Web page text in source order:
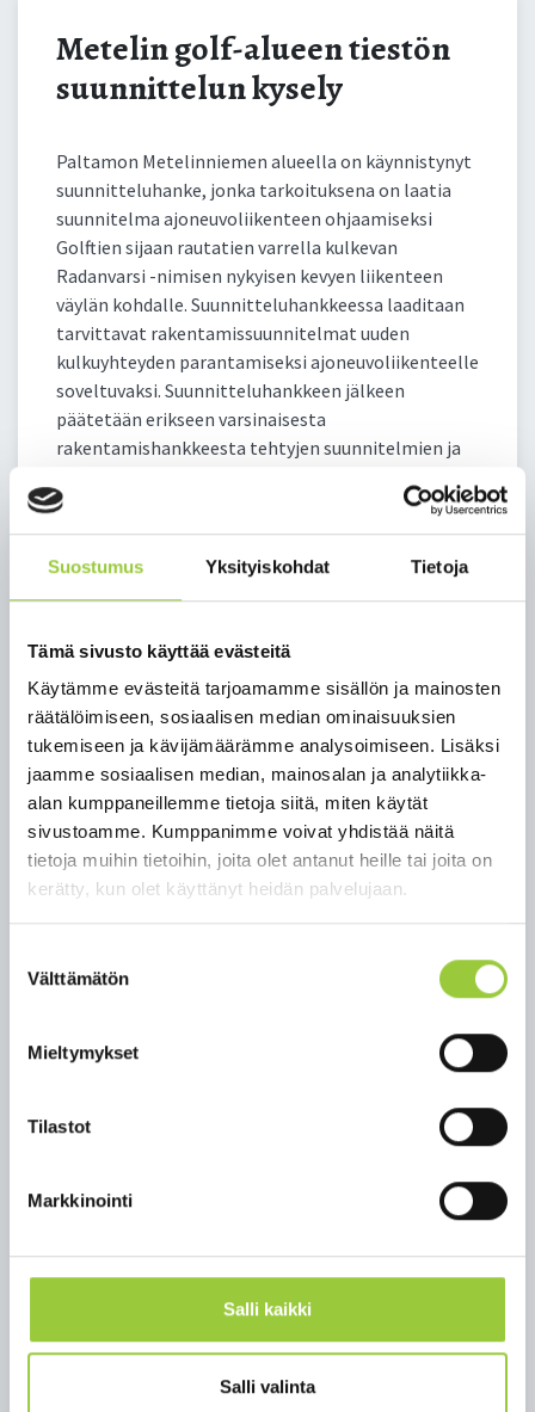
Suostumus Yksityiskohdat Tietoja
Tämä sivusto käyttää evästeitä
Käytämme evästeitä tarjoamamme sisällön ja mainosten
räätälöimiseen, sosiaalisen median ominaisuuksien
tukemiseen ja kävijämäärämme analysoimiseen. Lisäksi
jaamme sosiaalisen median, mainosalan ja analytiikka-
alan kumppaneillemme tietoja siitä, miten käytät
sivustoamme. Kumppanimme voivat yhdistää näitä
tietoja muihin tietoihin, joita olet antanut heille tai joita on
kerätty, kun olet käyttänyt heidän palvelujaan.
valinta
Välttämätön
Mieltymykset
Tilastot
Markkinointi
Salli kaikki
Salli valinta
Metelin golf-alueen tiestön
suunnittelun kysely
Paltamon Metelinniemen alueella on käynnistynyt
suunnitteluhanke, jonka tarkoituksena on laatia
suunnitelma ajoneuvoliikenteen ohjaamiseksi
Golftien sijaan rautatien varrella kulkevan
Radanvarsi -nimisen nykyisen kevyen liikenteen
väylän kohdalle. Suunnitteluhankkeessa laaditaan
tarvittavat rakentamissuunnitelmat uuden
kulkuyhteyden parantamiseksi ajoneuvoliikenteelle
soveltuvaksi. Suunnitteluhankkeen jälkeen
päätetään erikseen varsinaisesta
rakentamishankkeesta tehtyjen suunnitelmien ja
pohjalta.
Uudelleenohjauksen tarkoituksena on erottaa
Muutoksella pyritään parantamaan
liikenneturvallisuutta ja alueen viihtyisyyttä, sekä
tukemaan paikallisten yritysten kasvua ja
kehitystä.
Nykyisen reitin pituus Golftie-Radanvarsi -
risteyksestä Jokilahdentielle on noin 2 km ja uusi
läpiajoliikenteelle tarkoitettu yhteys on noin 1,5
km. Suunnittelutyö aloitetaan syksyn 2025 aikana
osallistamalla alueen asukkaita ja käyttäjiä
vastaamaan
talvelle 2025–2026 ja suunnitteluhanke valmistuu
Salla Korhonen
salla.korhonen@paltamo.fi tai p. 044 288 5660
Takaisin uutisiin